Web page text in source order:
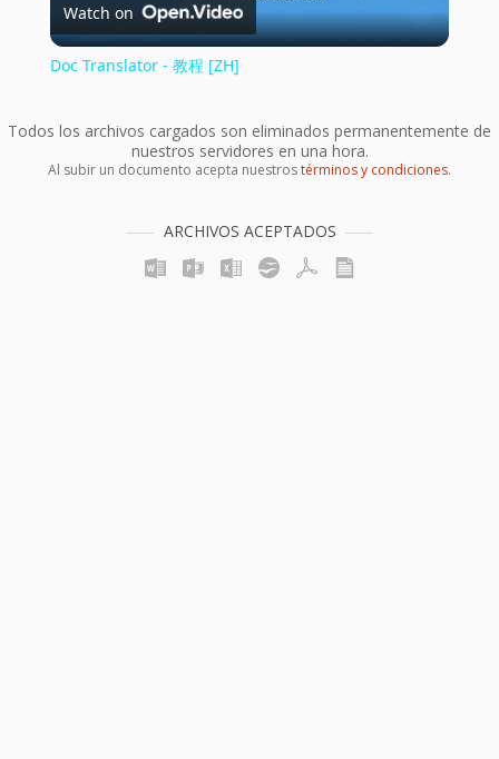
Video
Watch on
Doc Translator - 教程 [ZH]
Todos los archivos cargados son eliminados permanentemente de
nuestros servidores en una hora.
Al subir un documento acepta nuestrostérminos y condiciones.
ARCHIVOS ACEPTADOS